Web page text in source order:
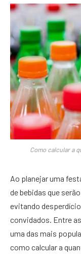
Como calcular a
Ao planejar uma
de bebidas que
evitando
convidados. Entre
uma das mais
como calcular a